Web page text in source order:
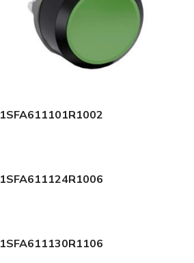
1SFA611101R1002
1SFA611124R1006
1SFA611130R1106